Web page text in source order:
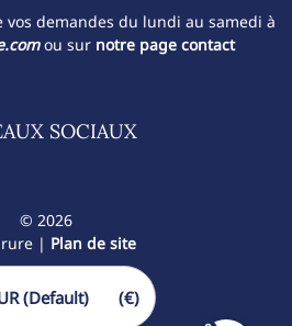
demandes du lundi au samedi à
ou sur notre page contact
SOCIAUX
© 2026
| Plan de site
(€)
(Default)